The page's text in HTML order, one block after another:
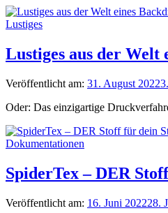
Lustiges
Lustiges aus der Welt
Veröffentlicht am: 31. August 2022
Oder: Das einzigartige
Dokumentationen
SpiderTex – DER
Veröffentlicht am: 16. Juni 202228.